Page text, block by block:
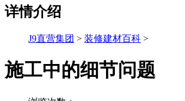
详情介绍
J9直营集团 > 装修建材百科 >
施工中的细节问题